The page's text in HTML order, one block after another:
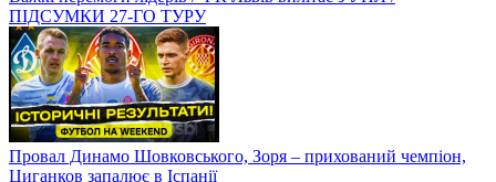
ПІДСУМКИ 27-ГО ТУРУ
Провал Динамо Шовковського, Зоря – прихований чемпіон,
Циганков запалює в Іспанії